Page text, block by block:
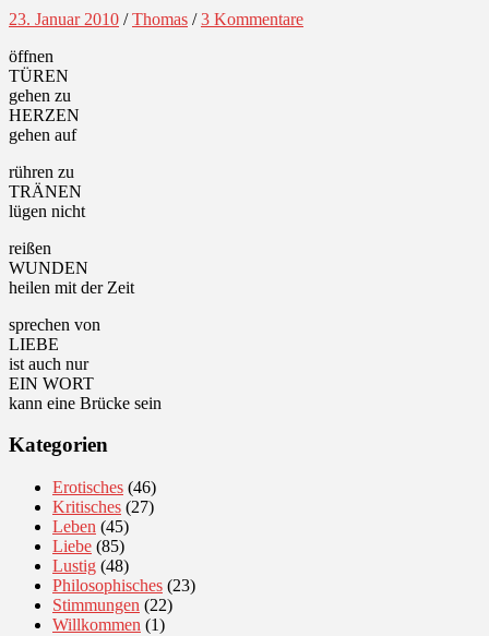
23. Januar 2010 /Thomas /3 Kommentare
öffnen
TÜREN
gehen zu
HERZEN
gehen auf
rühren zu
TRÄNEN
lügen nicht
reißen
WUNDEN
heilen mit der Zeit
sprechen von
LIEBE
ist auch nur
EIN WORT
kann eine Brücke sein
Kategorien
Erotisches (46)
Kritisches (27)
Leben (45)
Liebe (85)
Lustig (48)
Philosophisches (23)
Stimmungen (22)
Willkommen (1)